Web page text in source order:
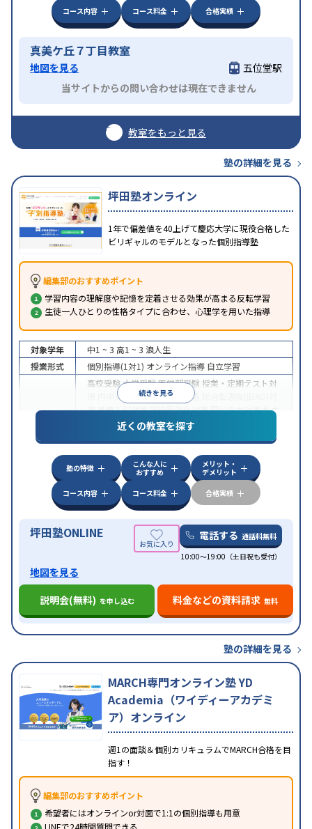
コース内容
コース料金 合格実績
真美ケ丘７丁目教室
地図を見る
五位堂駅
当サイトからの問い合わせは現在できません
教室をもっと見る
塾の詳細を見る
坪田塾オンライン
1年で偏差値を40上げて慶応大学に現役合格した
ビリギャルのモデルとなった個別指導塾
編集部のおすすめポイント
学習内容の理解度や記憶を定着させる効果が高まる反転学習
生徒一人ひとりの性格タイプに合わせ、心理学を用いた指導
続きを見る
対象学年 中1 ~ 3 高1 ~ 3 浪人生
授業形式
個別指導(1対1) オンライン指導 自立学習
高校受験大学受験医学部受験 授業・定期テスト対
内申点対策学習習慣の定着
策推薦入試対策学校別特化対策国公立大対策私大
共通テスト対策英検(英語検定)対策
その
特徴
中高一貫校生に対応授業の振替可能 不登校生に対
学習にPC・タブレットを利用オンライン対応
科目から受講可能季節講習のみの受講可発達障害
の子どもに対応
近くの教室を探す
塾の特徴
こんな人に
おすすめ
メリット・
デメリット
コース内容
コース料金 合格実績
坪田塾ONLINE 電話する 通話料無料
10:00～19:00（土日祝も受付）
地図を見る
説明会(無料) を申し込む 料金などの資料請求 無料
塾の詳細を見る
MARCH専門オンライン塾 YD
Academia（ワイディーアカデミ
ア）オンライン
週1の面談＆個別カリキュラムでMARCH合格を目
指す！
編集部のおすすめポイント
希望者にはオンラインor対面で1:1の個別指導も用意
LINEで24時間質問できる